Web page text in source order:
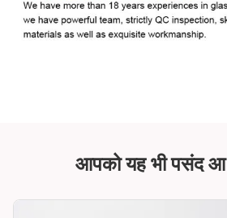
आपको यह भी पसंद